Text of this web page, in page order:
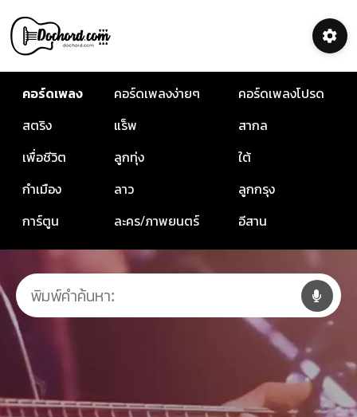
คอร์ดเพลง คอร์ดเพลงง่ายๆ
คอร์ดเพลงโปรด
สตริง
แร็พ
สากล
เพื่อชีวิต
ลูกทุ่ง
ใต้
กำเมือง
ลาว
ลูกกรุง
การ์ตูน
ละคร/ภาพยนตร์ อีสาน